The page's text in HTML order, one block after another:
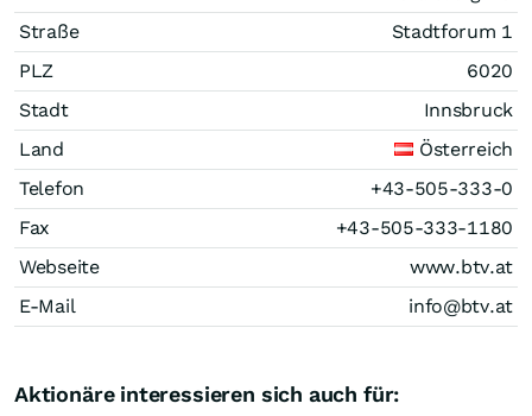
Straße
Stadtforum 1
PLZ
6020
Stadt
Innsbruck
Land
Österreich
Telefon
+43-505-333-0
Fax
+43-505-333-1180
Webseite
www.btv.at
E-Mail
info@btv.at
Aktionäre interessieren sich auch für: